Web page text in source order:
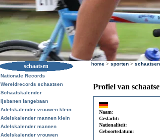
schaatsen
Nationale Records
Wereldrecords schaatsen
Schaatskalender
Ijsbanen langebaan
Adelskalender vrouwen klein
Adelskalender mannen klein
Adelskalender mannen
Adelskalender vrouwen
home > sporten >
Profiel van
Naam:
Geslacht:
Nationaliteit:
Geboortedatum: